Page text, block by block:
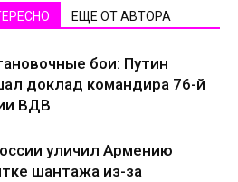
ЕЩЕ ОТ АВТОРА
бои: Путин
доклад командира 76-й
ВДВ
уличил Армению
шантажа из-за